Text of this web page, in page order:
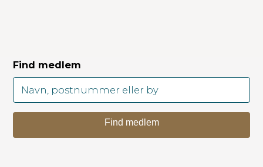
Find medlem
Find medlem